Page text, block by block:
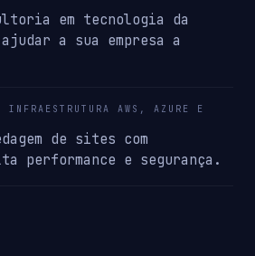
em tecnologia da
a sua empresa a
INFRAESTRUTURA AWS, AZURE E
de sites com
performance e segurança.